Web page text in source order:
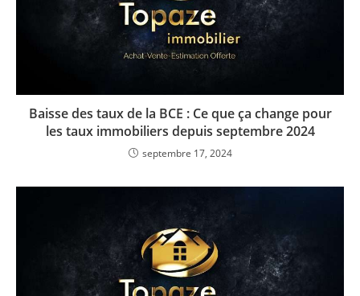
Baisse des taux de la BCE : Ce que ça change pour
les taux immobiliers depuis septembre 2024
septembre 17, 2024